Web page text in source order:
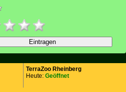
TerraZoo Rheinberg
Heute: Geöffnet